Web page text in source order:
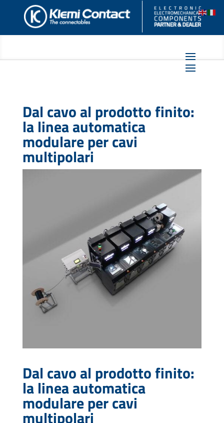
Dal cavo al prodotto finito:
la linea automatica
modulare per cavi
multipolari
Dal cavo al prodotto finito:
la linea automatica
modulare per cavi
multipolari